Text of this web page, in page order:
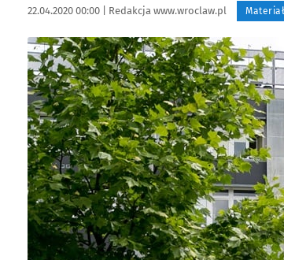
Data publikacji:
22.04.2020 00:00 | Autor:
Redakcja www.wroclaw.pl
Kliknij, aby powiększyć